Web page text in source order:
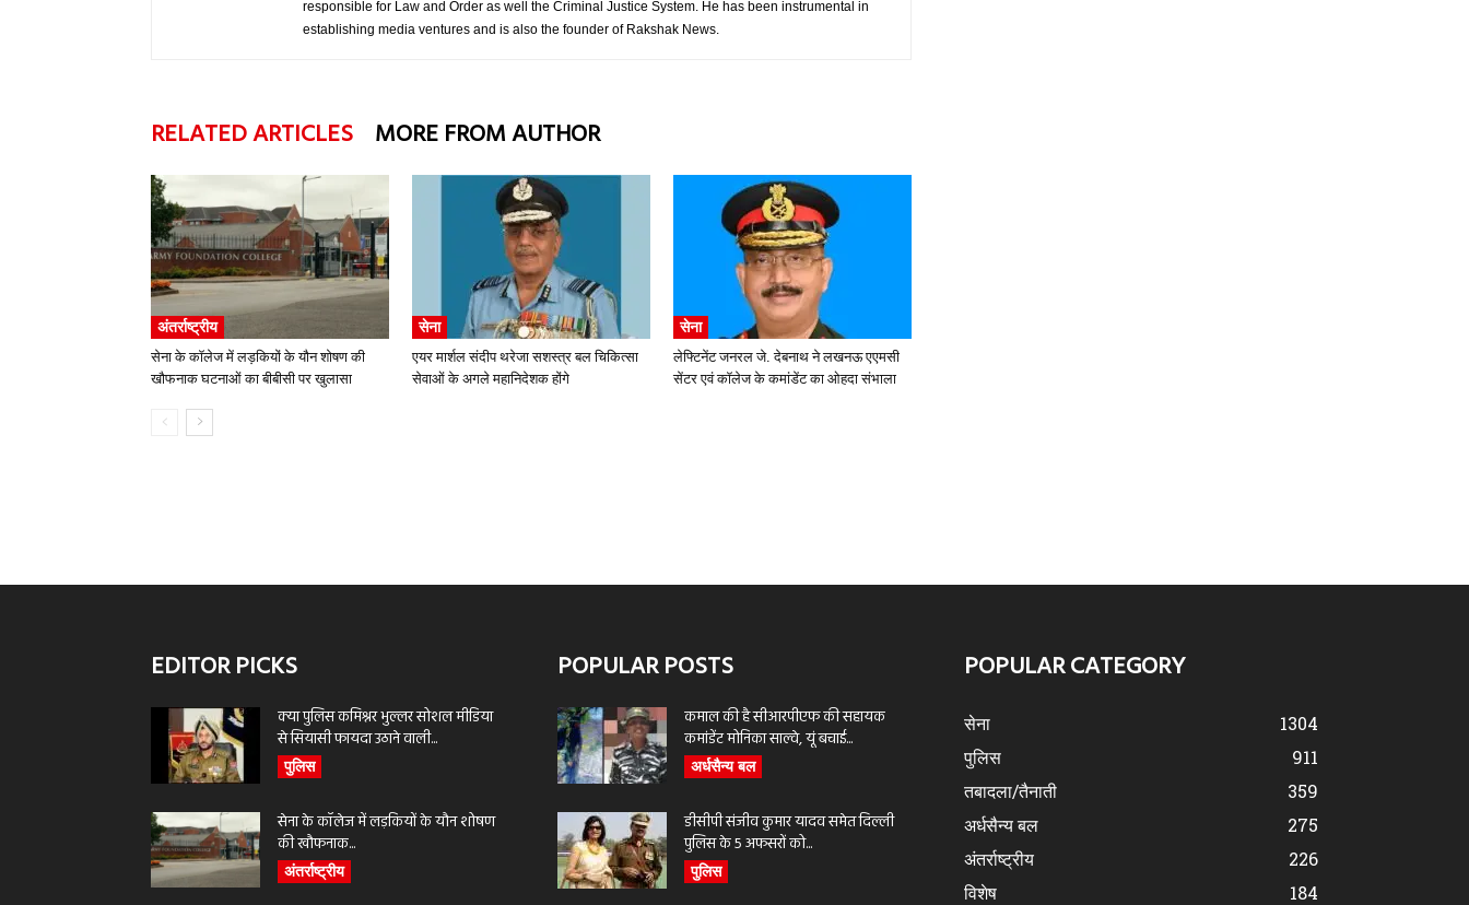
responsible for Law and Order as well the Criminal Justice System. He has been instrumental in
establishing media ventures and is also the founder of Rakshak News.
RELATED ARTICLES MORE FROM AUTHOR
अंतर्राष्ट्रीय
सेना के कॉलेज में लड़कियों के यौन शोषण की
खौफनाक घटनाओं का बीबीसी पर खुलासा
सेना
एयर मार्शल संदीप थरेजा सशस्त्र बल चिकित्सा
सेवाओं के अगले महानिदेशक होंगे
सेना
लेफ्टिनेंट जनरल जे. देबनाथ ने लखनऊ एएमसी
सेंटर एवं कॉलेज के कमांडेंट का ओहदा संभाला
EDITOR PICKS
क्या पुलिस कमिश्नर भुल्लर सोशल मीडिया
से सियासी फायदा उठाने वाली...
पुलिस
सेना के कॉलेज में लड़कियों के यौन शोषण
की खौफनाक...
अंतर्राष्ट्रीय
POPULAR POSTS
कमाल की है सीआरपीएफ की सहायक
कमांडेंट मोनिका साल्वे, यूं बचाई...
अर्धसैन्य बल
डीसीपी संजीव कुमार यादव समेत दिल्ली
पुलिस के 5 अफसरों को...
पुलिस
POPULAR CATEGORY
सेना
1304
पुलिस
911
तबादला/तैनाती
359
अर्धसैन्य बल
275
अंतर्राष्ट्रीय
226
विशेष
184